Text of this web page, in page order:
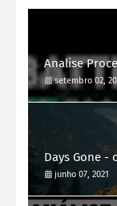
Analise
setembro 02,
Days Gone -
junho 07, 2021